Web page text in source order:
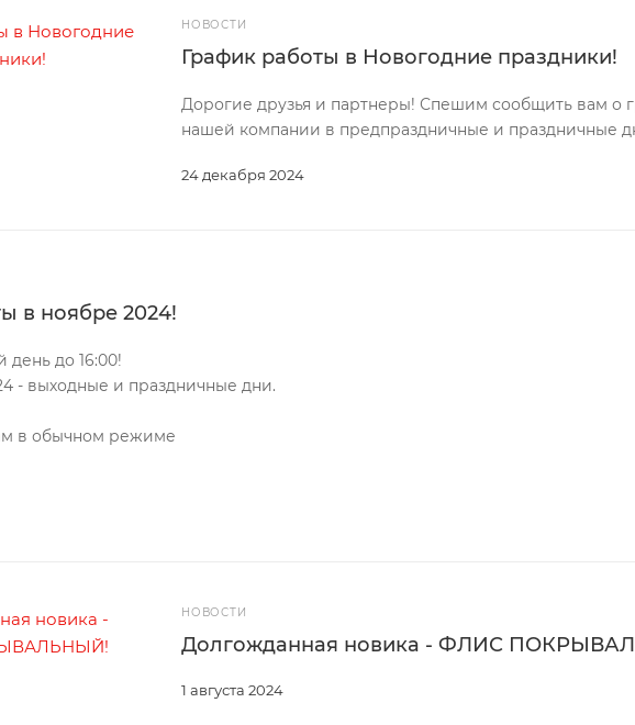
НОВОСТИ
24 декабря 2024
График работы в Новогодние праздники!
Дорогие друзья и партнеры! Спешим сообщить вам о
нашей компании в предпраздничные и праздничные
в ноябре 2024!
день до 16:00!
- выходные и праздничные дни.
в обычном режиме
НОВОСТИ
1 августа 2024
Долгожданная новика - ФЛИС